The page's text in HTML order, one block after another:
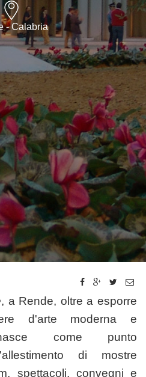
- Calabria
, a Rende, oltre a esporre
d'arte moderna e
nasce come punto
di mostre
spettacoli, convegni e